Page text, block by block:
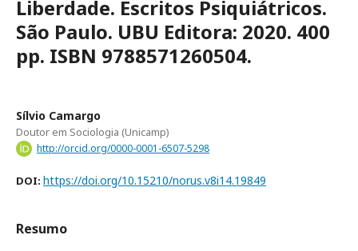
Liberdade. Escritos Psiquiátricos.
São Paulo. UBU Editora: 2020. 400
pp. ISBN 9788571260504.
Sílvio Camargo
Doutor em Sociologia (Unicamp)
http://orcid.org/0000-0001-6507-5298
DOI: https://doi.org/10.15210/norus.v8i14.19849
Resumo